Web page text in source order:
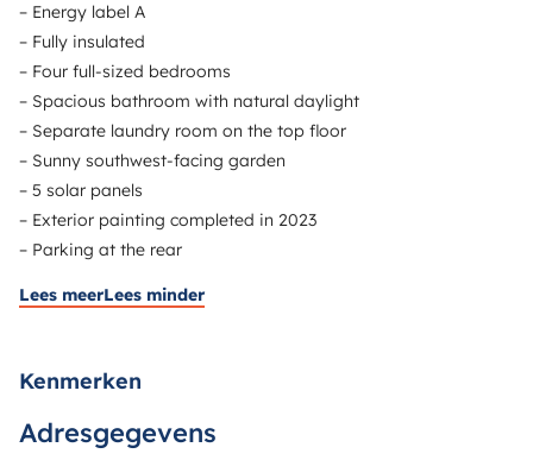
– Energy label A
– Fully insulated
– Four full-sized bedrooms
– Spacious bathroom with natural daylight
– Separate laundry room on the top floor
– Sunny southwest-facing garden
– 5 solar panels
– Exterior painting completed in 2023
– Parking at the rear
Lees meerLees minder
Kenmerken
Adresgegevens